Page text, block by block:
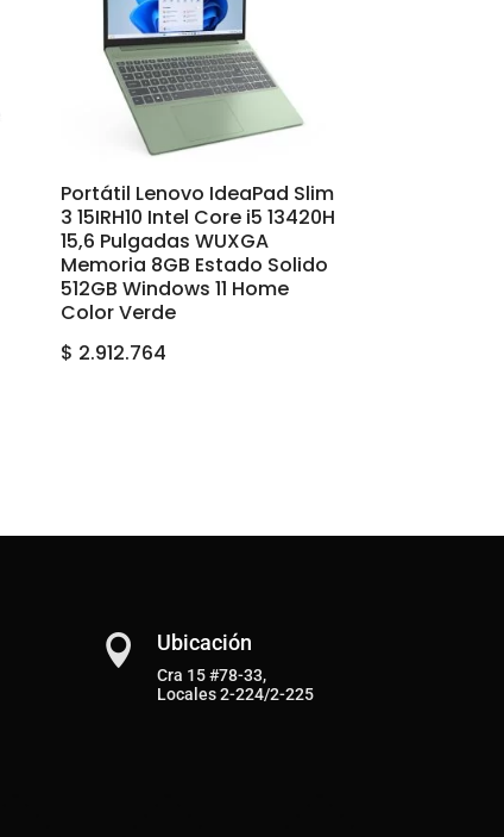
Portátil Lenovo IdeaPad Slim
3 15IRH10 Intel Core i5 13420H
15,6 Pulgadas WUXGA
Memoria 8GB Estado Solido
512GB Windows 11 Home
Color Verde
$ 2.912.764
 Ubicación
Cra 15 #78-33,
Locales 2-224/2-225